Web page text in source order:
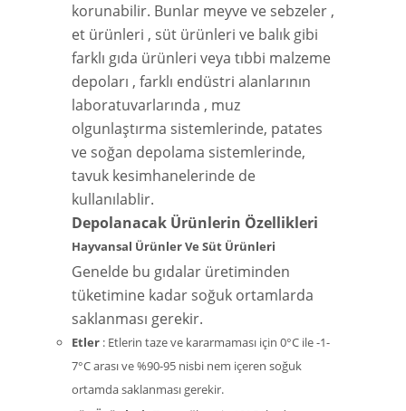
korunabilir. Bunlar meyve ve sebzeler ,
et ürünleri , süt ürünleri ve balık gibi
farklı gıda ürünleri veya tıbbi malzeme
depoları , farklı endüstri alanlarının
laboratuvarlarında , muz
olgunlaştırma sistemlerinde, patates
ve soğan depolama sistemlerinde,
tavuk kesimhanelerinde de
kullanılablir.
Depolanacak Ürünlerin Özellikleri
Hayvansal Ürünler Ve Süt Ürünleri
Genelde bu gıdalar üretiminden
tüketimine kadar soğuk ortamlarda
saklanması gerekir.
Etler : Etlerin taze ve kararmaması için 0°C ile -1-
7°C arası ve %90-95 nisbi nem içeren soğuk
ortamda saklanması gerekir.